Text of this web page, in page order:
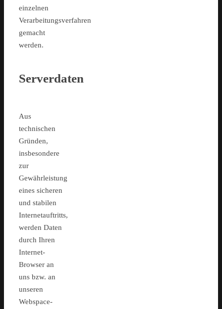
einzelnen
Verarbeitungsverfahren
gemacht
werden.
Serverdaten
Aus
technischen
Gründen,
insbesondere
zur
Gewährleistung
eines sicheren
und stabilen
Internetauftritts,
werden Daten
durch Ihren
Internet-
Browser an
uns bzw. an
unseren
Webspace-